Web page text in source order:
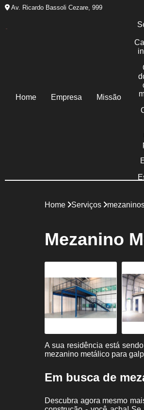
Av. Ricardo Bassoli Cezare, 999
Home Empresa Missão
Home Serviços
Mezanino
A sua residência está
mezanino metálico para
Em busca de
Descubra agora mesmo